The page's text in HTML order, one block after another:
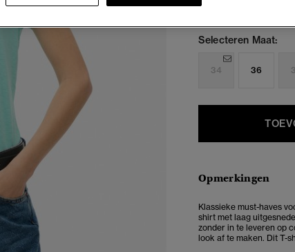
Selecteren Maat:
34 36
Opmerkingen
Klassieke must-haves
shirt met laag
zonder in te leveren op
look af te maken. Dit T-